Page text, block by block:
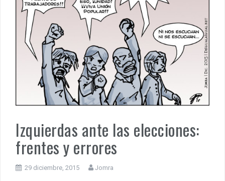
Izquierdas ante las elecciones:
frentes y errores
29 diciembre, 2015 Jomra